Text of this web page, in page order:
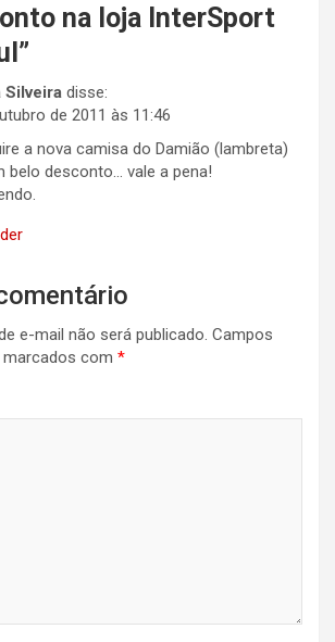
na loja InterSport
”
Silveira disse:
de 2011 às 11:46
a nova camisa do Damião (lambreta)
belo desconto… vale a pena!
e-mail não será publicado. Campos
com *